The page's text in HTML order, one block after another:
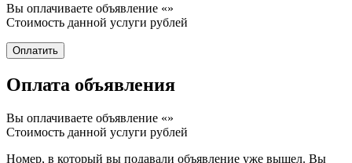
Вы оплачиваете объявление «»
Стоимость данной услуги рублей
Оплата объявления
Вы оплачиваете объявление «»
Стоимость данной услуги рублей
Номер, в который вы подавали объявление уже вышел. Вы